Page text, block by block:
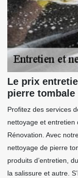
Le prix
pierre tombale
Profitez des services
nettoyage et
Rénovation. Avec
nettoyage de pierre
produits d’entretien,
la salissure et autre.